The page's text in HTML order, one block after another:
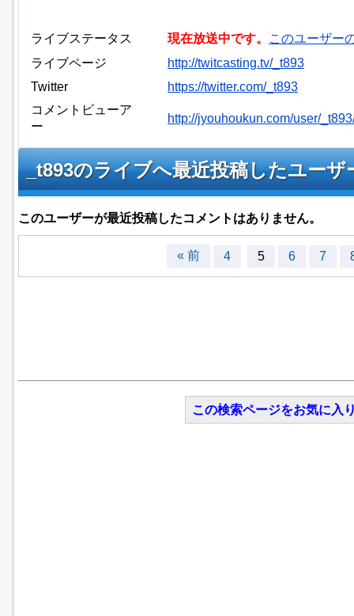
ライブステータス 現在放送中です。
このユーザー
ライブページ
http://twitcasting.tv/_t893
Twitter
https://twitter.com/_t893
コメントビューア
ー
http://jyouhoukun.com/user/
_t893のライブへ最近投稿したユーザ
このユーザーが最近投稿したコメントはありません。
« 前 4 5 6 7
この検索ページをお気に入